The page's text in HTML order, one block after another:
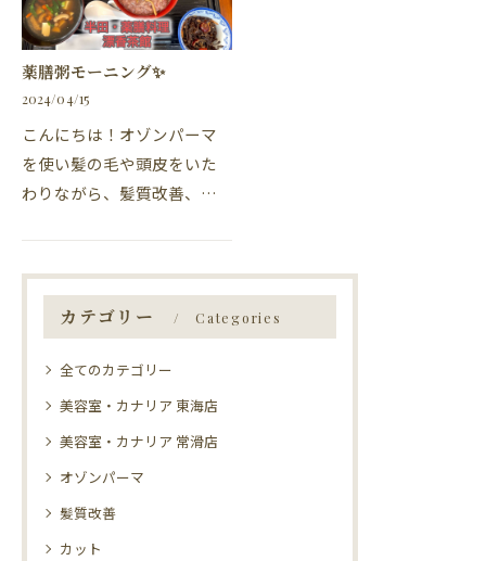
薬膳粥モーニング✨
2024/04/15
こんにちは！オゾンパーマ
を使い髪の毛や頭皮をいた
わりながら、髪質改善、髪
る、東海市の美容院、美容
室・カナリアの柴田です。
半田市にある、薬膳料理…
カテゴリー Categories
全てのカテゴリー
美容室・カナリア 東海店
美容室・カナリア 常滑店
オゾンパーマ
髪質改善
カット